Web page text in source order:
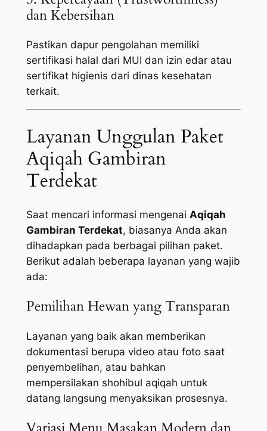
dan Kebersihan
Pastikan dapur pengolahan memiliki
sertifikasi halal dari MUI dan izin edar atau
sertifikat higienis dari dinas kesehatan
terkait.
Layanan Unggulan Paket
Aqiqah Gambiran
Terdekat
Saat mencari informasi mengenai Aqiqah
Gambiran Terdekat, biasanya Anda akan
dihadapkan pada berbagai pilihan paket.
Berikut adalah beberapa layanan yang wajib
ada:
Pemilihan Hewan yang Transparan
Layanan yang baik akan memberikan
dokumentasi berupa video atau foto saat
penyembelihan, atau bahkan
mempersilakan shohibul aqiqah untuk
datang langsung menyaksikan prosesnya.